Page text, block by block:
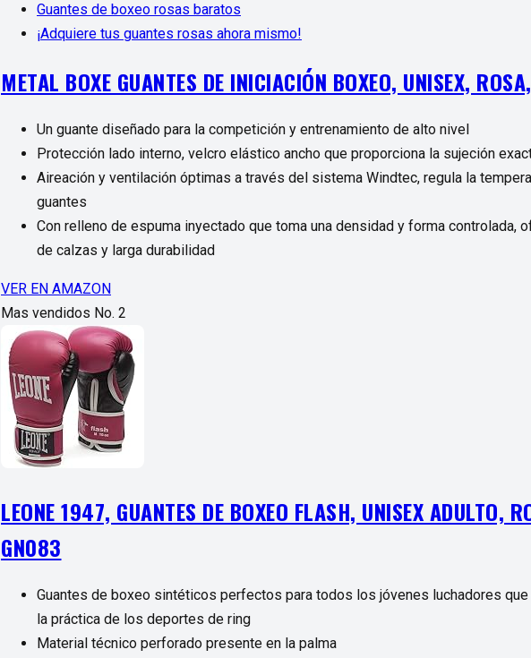
Guantes de boxeo rosas baratos
¡Adquiere tus guantes rosas ahora mismo!
METAL BOXE GUANTES DE INICIACIÓN BOXEO, UNISEX,
Un guante diseñado para la competición y entrenamiento de alto nivel
Protección lado interno, velcro elástico ancho que proporciona la sujeción
Aireación y ventilación óptimas a través del sistema Windtec, regula la
guantes
Con relleno de espuma inyectado que toma una densidad y forma controlada,
de calzas y larga durabilidad
VER EN AMAZON
Mas vendidos No. 2
LEONE 1947, GUANTES DE BOXEO FLASH, UNISEX ADULTO,
GN083
Guantes de boxeo sintéticos perfectos para todos los jóvenes luchadores
la práctica de los deportes de ring
Material técnico perforado presente en la palma